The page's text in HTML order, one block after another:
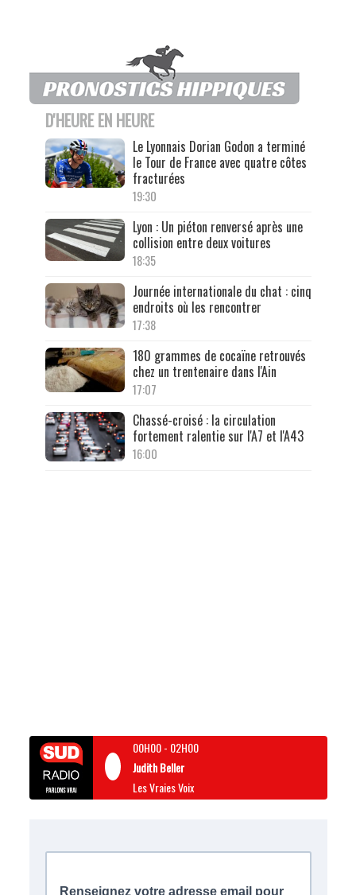
D'HEURE EN HEURE
Le Lyonnais Dorian Godon a terminé
le Tour de France avec quatre côtes
fracturées
19:30
Lyon : Un piéton renversé après une
collision entre deux voitures
18:35
Journée internationale du chat : cinq
endroits où les rencontrer
17:38
180 grammes de cocaïne retrouvés
chez un trentenaire dans l'Ain
17:07
Chassé-croisé : la circulation
fortement ralentie sur l'A7 et l'A43
16:00
00H00- 02H00
Judith Beller
Les Vraies Voix